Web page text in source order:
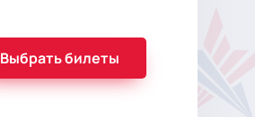
Выбрать билеты